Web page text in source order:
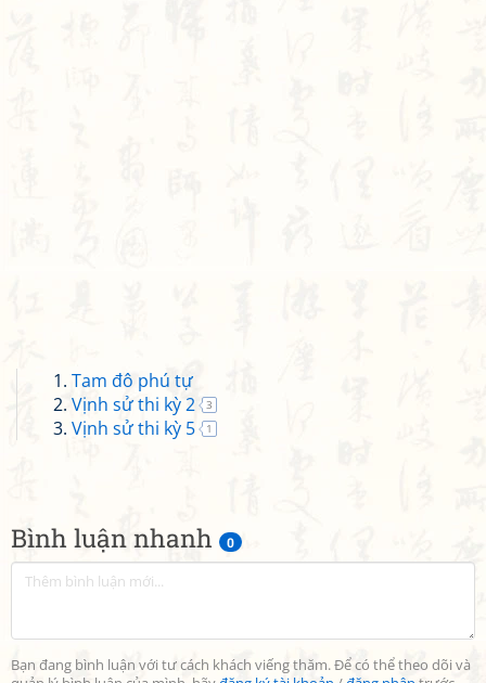
Bình luận nhanh 0
Bạn đang bình luận với tư cách khách viếng thăm. Để có thể theo dõi và
Tam đô phú tự
Vịnh sử thi kỳ 2
3
Vịnh sử thi kỳ 5 1